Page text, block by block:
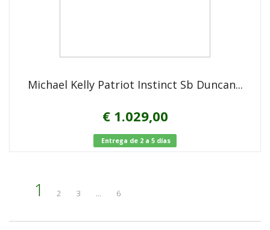
Michael Kelly Patriot Instinct Sb Duncan...
€ 1.029,00
Entrega de 2 a 5 días
1 2 3 ... 6